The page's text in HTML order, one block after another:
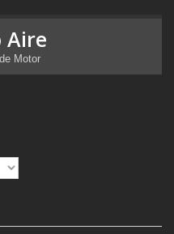
Aire
Motor